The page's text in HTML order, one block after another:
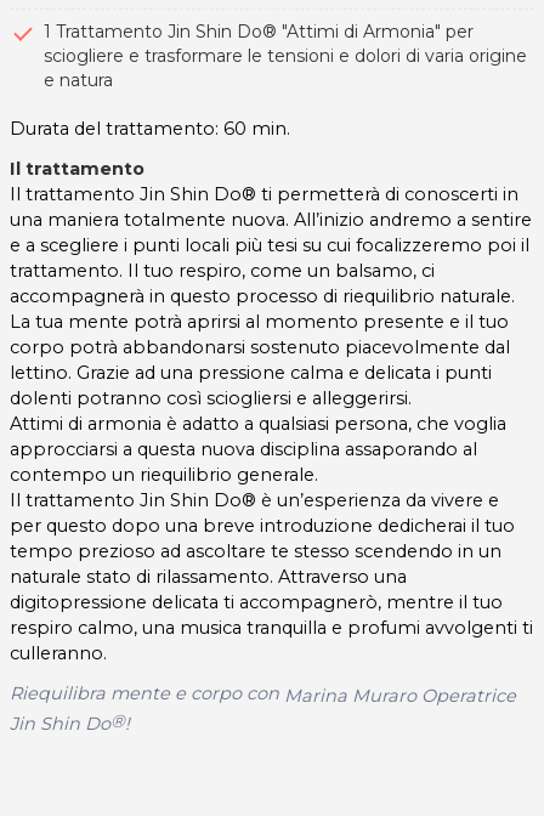
1 Trattamento Jin Shin Do® "Attimi di Armonia" per
sciogliere e trasformare le tensioni e dolori di varia origine
e natura
Durata del trattamento: 60 min.
Il trattamento
Il trattamento Jin Shin Do® ti permetterà di conoscerti in
una maniera totalmente nuova. All’inizio andremo a sentire
e a scegliere i punti locali più tesi su cui focalizzeremo poi il
trattamento. Il tuo respiro, come un balsamo, ci
accompagnerà in questo processo di riequilibrio naturale.
La tua mente potrà aprirsi al momento presente e il tuo
corpo potrà abbandonarsi sostenuto piacevolmente dal
lettino. Grazie ad una pressione calma e delicata i punti
dolenti potranno così sciogliersi e alleggerirsi.
Attimi di armonia è adatto a qualsiasi persona, che voglia
approcciarsi a questa nuova disciplina assaporando al
contempo un riequilibrio generale.
Il trattamento Jin Shin Do® è un’esperienza da vivere e
per questo dopo una breve introduzione dedicherai il tuo
tempo prezioso ad ascoltare te stesso scendendo in un
naturale stato di rilassamento. Attraverso una
digitopressione delicata ti accompagnerò, mentre il tuo
respiro calmo, una musica tranquilla e profumi avvolgenti ti
culleranno.
Riequilibra mente e corpo con Marina Muraro Operatrice
Jin Shin Do®!